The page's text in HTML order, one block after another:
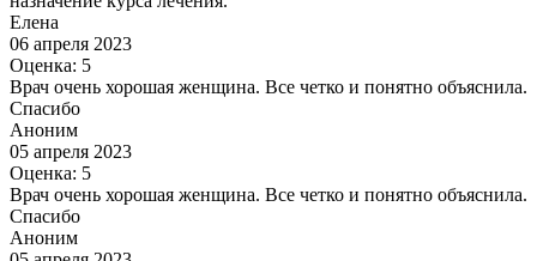
Елена
06 апреля 2023
Оценка: 5
Врач очень хорошая женщина. Все четко и понятно объяснила.
Спасибо
Аноним
05 апреля 2023
Оценка: 5
Врач очень хорошая женщина. Все четко и понятно объяснила.
Спасибо
Аноним